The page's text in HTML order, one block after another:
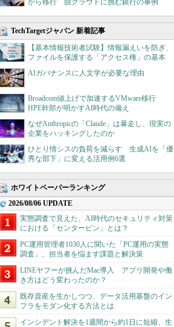
から移行 脱クラウドに挑む銀行の事例
TechTargetジャパン 新着記事
【基本情報技術者試験】情報漏えいを防ぎ、
ファイルを保護する「アクセス権」の基本
AIガバナンスに人文学が必要な理由
Broadcom値上げで加速するVMware移行
HPE幹部が明かすAI時代の備え
なぜAnthropicの「Claude」は暴走し、現実の
企業をハッキングしたのか
ひとり情シスの負荷を減らす 生成AIを「優
秀な部下」に変える活用例6選
ホワイトペーパーランキング
2026/08/06 UPDATE
実態調査で見えた、AI時代のセキュリティ対策
における「センターピン」とは？
PC運用管理者1030人に聞いた「PC運用の実態
調査」、担当者を悩ます課題と解決策
LINEヤフーが挑んだMac導入 アプリ開発や働
き方はどう変わったのか？
既存資産を生かしつつ、データ活用基盤のイン
フラをモダン化する方法とは
インシデント解決を1週間から約1日に短縮、生